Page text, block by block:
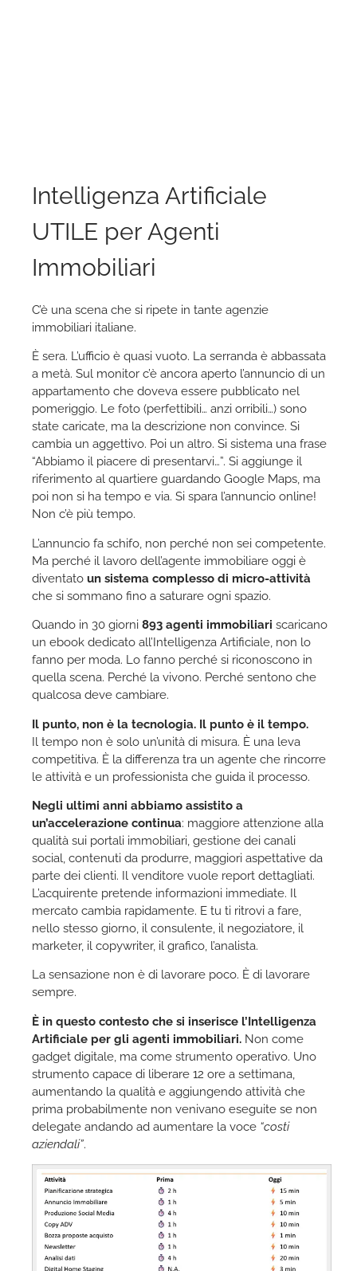
Intelligenza Artificiale
UTILE per Agenti
Immobiliari
C’è una scena che si ripete in tante agenzie
immobiliari italiane.
È sera. L’ufficio è quasi vuoto. La serranda è abbassata
a metà. Sul monitor c’è ancora aperto l’annuncio di un
appartamento che doveva essere pubblicato nel
pomeriggio. Le foto (perfettibili… anzi orribili…) sono
state caricate, ma la descrizione non convince. Si
cambia un aggettivo. Poi un altro. Si sistema una frase
“Abbiamo il piacere di presentarvi…”. Si aggiunge il
riferimento al quartiere guardando Google Maps, ma
poi non si ha tempo e via. Si spara l’annuncio online!
Non c’è più tempo.
L’annuncio fa schifo, non perché non sei competente.
Ma perché il lavoro dell’agente immobiliare oggi è
diventato un sistema complesso di micro-attività
che si sommano fino a saturare ogni spazio.
Quando in 30 giorni893 agenti immobiliari scaricano
un ebook dedicato all’Intelligenza Artificiale, non lo
fanno per moda. Lo fanno perché si riconoscono in
quella scena. Perché la vivono. Perché sentono che
qualcosa deve cambiare.
Il punto, non è la tecnologia. Il punto è il tempo.
Il tempo non è solo un’unità di misura. È una leva
competitiva. È la differenza tra un agente che rincorre
le attività e un professionista che guida il processo.
Negli ultimi anni abbiamo assistito a
un’accelerazione continua: maggiore attenzione alla
qualità sui portali immobiliari, gestione dei canali
social, contenuti da produrre, maggiori aspettative da
parte dei clienti. Il venditore vuole report dettagliati.
L’acquirente pretende informazioni immediate. Il
mercato cambia rapidamente. E tu ti ritrovi a fare,
nello stesso giorno, il consulente, il negoziatore, il
marketer, il copywriter, il grafico, l’analista.
La sensazione non è di lavorare poco. È di lavorare
sempre.
È in questo contesto che si inserisce l’Intelligenza
Artificiale per gli agenti immobiliari. Non come
gadget digitale, ma come strumento operativo. Uno
strumento capace di liberare 12 ore a settimana,
aumentando la qualità e aggiungendo attività che
prima probabilmente non venivano eseguite se non
delegate andando ad aumentare la voce “costi
aziendali”.